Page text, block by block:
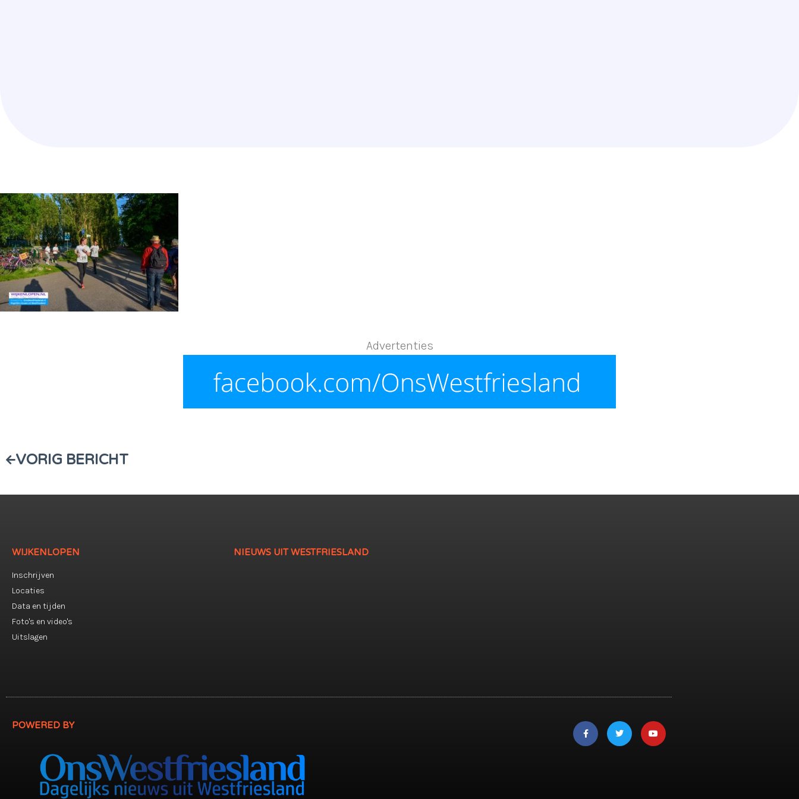
Advertenties
VORIG BERICHT
WIJKENLOPEN
Inschrijven
Locaties
Data en tijden
Foto's en video's
Uitslagen
NIEUWS UIT WESTFRIESLAND
POWERED BY